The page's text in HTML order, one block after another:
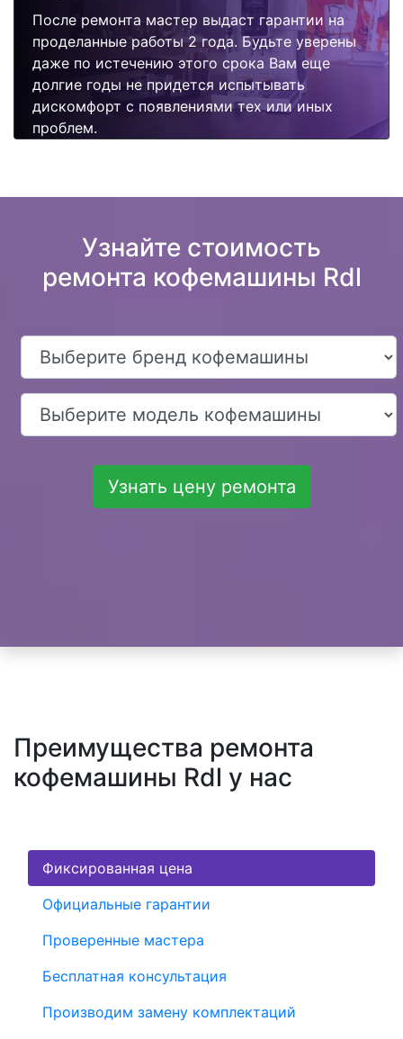
После ремонта мастер выдаст гарантии на
проделанные работы 2 года. Будьте уверены
даже по истечению этого срока Вам еще
долгие годы не придется испытывать
дискомфорт с появлениями тех или иных
проблем.
Узнайте стоимость
ремонта кофемашины Rdl
Узнать цену ремонта
Преимущества ремонта
кофемашины Rdl у нас
Фиксированная цена
Официальные гарантии
Проверенные мастера
Бесплатная консультация
Производим замену комплектаций